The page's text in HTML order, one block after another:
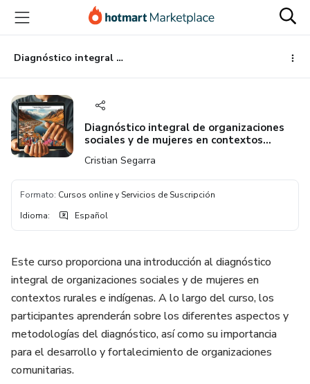
principal
página
de
página
Diagnóstico integral de organizaciones sociales y de mujeres en contextos rurales, indígenas
Diagnóstico integral de organizaciones
sociales y de mujeres en contextos
Cristian Segarra
Formato: Cursos online y Servicios de Suscripción
Idioma: Español
Este curso proporciona una introducción al diagnóstico
integral de organizaciones sociales y de mujeres en
contextos rurales e indígenas. A lo largo del curso, los
participantes aprenderán sobre los diferentes aspectos y
metodologías del diagnóstico, así como su importancia
para el desarrollo y fortalecimiento de organizaciones
comunitarias.